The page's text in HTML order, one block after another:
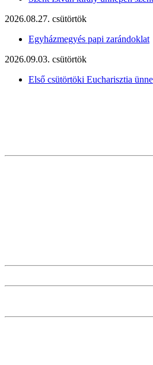
2026.08.27. csütörtök
Egyházmegyés papi zarándoklat
2026.09.03. csütörtök
Első csütörtöki Eucharisztia